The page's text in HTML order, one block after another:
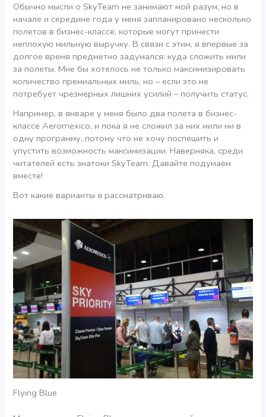
Обычно мысли о SkyTeam не занимают мой разум, но в
начале и середине года у меня запланировано несколько
полетов в бизнес-классе, которые могут принести
неплохую мильную выручку. В связи с этим, я впервые за
долгое время предметно задумался: куда сложить мили
за полеты. Мне бы хотелось не только максимизировать
количество премиальных миль, но – если это не
потребует чрезмерных лишних усилий – получить статус.
Например, в январе у меня было два полета в бизнес-
классе Aeromexico, и пока я не сложил за них мили ни в
одну программу, потому что не хочу поспешить и
упустить возможность максимизации. Наверняка, среди
читателей есть знатоки SkyTeam. Давайте подумаем
вместе!
Вот какие варианты я рассматриваю.
Flying Blue